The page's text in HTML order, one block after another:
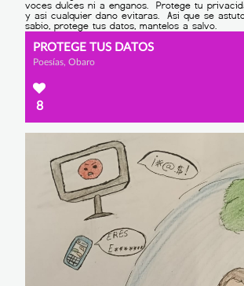
PROTEGE TUS DATOS
Poesías, Obaro
8